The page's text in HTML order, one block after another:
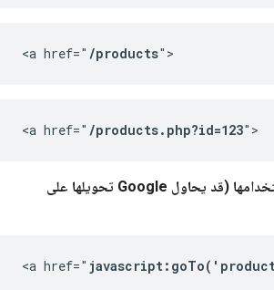
<a href=" /products">
<a href=" /products.php?id=123">
صيغ لا يُنصح باستخدامها (قد يحاول Google تحويلها على
<a href="